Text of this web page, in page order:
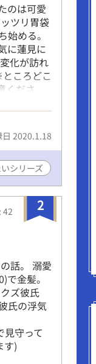
のは可愛
ツリ胃袋
める。
に蓮見に
化が訪れ
ころどこ
くださ
日 2020.1.18
シリーズ
2
42
話。 溺愛
金髪。
ズ彼氏
氏の浮気
守って
す)